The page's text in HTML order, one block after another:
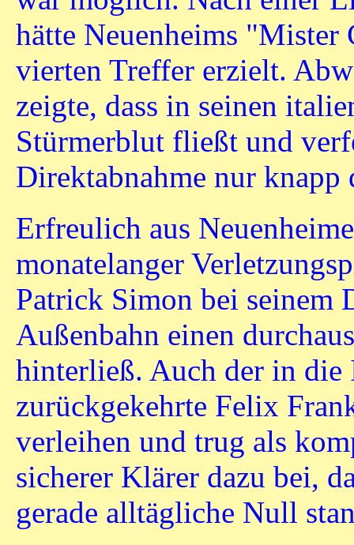
hätte Neuenheims "Mister
vierten Treffer erzielt.
zeigte, dass in seinen
Stürmerblut fließt und
Direktabnahme nur knapp
Erfreulich aus
monatelanger
Patrick Simon bei seinem
Außenbahn einen
hinterließ. Auch der in die
zurückgekehrte Felix
verleihen und trug als
sicherer Klärer dazu bei,
gerade alltägliche Null